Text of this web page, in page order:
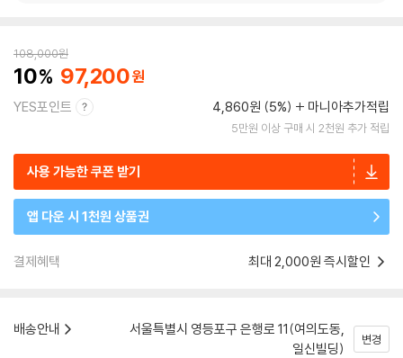
108,000원
10 97,200
YES포인트 4,860원 (5%) 마니아추가적립
5만원 이상 구매 시 2천원 추가 적립
사용 가능한 쿠폰 받기
앱 다운 시 1천원 상품권
결제혜택 최대 2,000원 즉시할인
배송안내
서울특별시 영등포구 은행로 11(여의도동,
일신빌딩)
변경